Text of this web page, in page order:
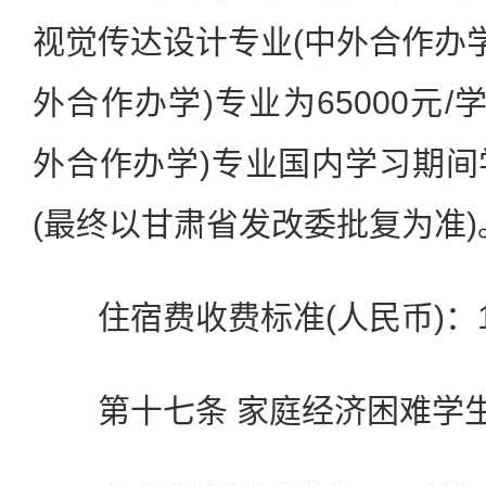
视觉传达设计专业(中外合作办
外合作办学)专业为65000元/
外合作办学)专业国内学习期
(最终以甘肃省发改委批复为准)
住宿费收费标准(人民币)：
第十七条 家庭经济困难学